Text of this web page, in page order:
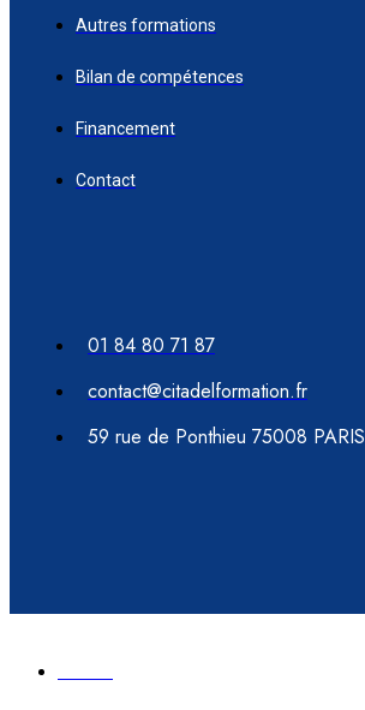
Autres formations
Bilan de compétences
Financement
Contact
01 84 80 71 87
contact@citadelformation.fr
59 rue de Ponthieu 75008 PARIS